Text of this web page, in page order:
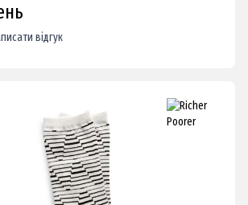
відгук